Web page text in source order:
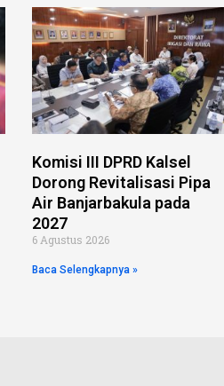
Komisi III DPRD Kalsel
Dorong Revitalisasi Pipa
Air Banjarbakula pada
2027
6 Agustus 2026
Baca Selengkapnya »